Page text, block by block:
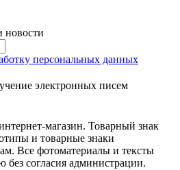
новости
персональных данных
электронных писем
магазин. Товарный знак
и товарные знаки
Все фотоматериалы и тексты
согласия администрации.